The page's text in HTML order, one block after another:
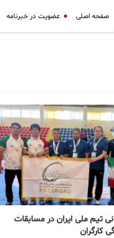
صفحه اصلی عضویت در خبرنامه
تیم ملی ایران در مسابقات
کارگران